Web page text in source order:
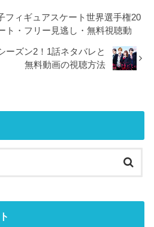
フィギュアスケート世界選手権20
ト・フリー見逃し・無料視聴動
ーズン2！1話ネタバレと
無料動画の視聴方法